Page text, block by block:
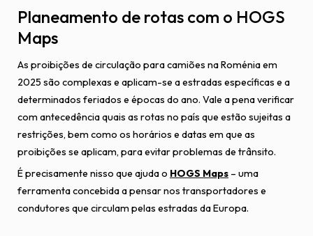
Planeamento de rotas com o HOGS
Maps
As proibições de circulação para camiões na Roménia em
2025 são complexas e aplicam-se a estradas específicas e a
determinados feriados e épocas do ano. Vale a pena verificar
com antecedência quais as rotas no país que estão sujeitas a
restrições, bem como os horários e datas em que as
proibições se aplicam, para evitar problemas de trânsito.
É precisamente nisso que ajuda o HOGS Maps – uma
ferramenta concebida a pensar nos transportadores e
condutores que circulam pelas estradas da Europa.